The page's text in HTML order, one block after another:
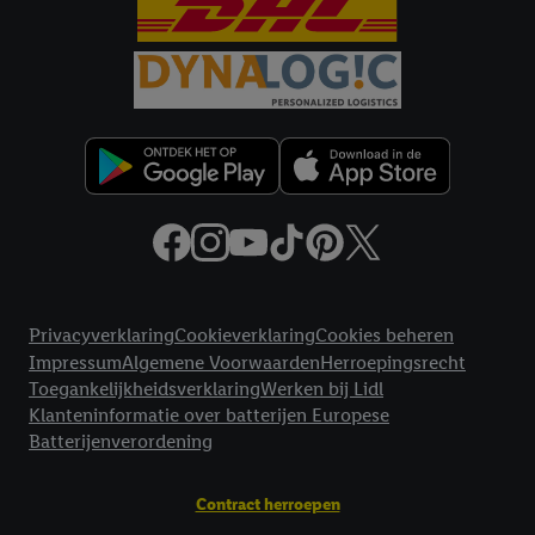
PrivacyverklaringCookieverklaringCookies beheren
ImpressumAlgemene VoorwaardenHerroepingsrecht
ToegankelijkheidsverklaringWerken bij Lidl
Klanteninformatie over batterijen Europese
Batterijenverordening
Contract herroepen